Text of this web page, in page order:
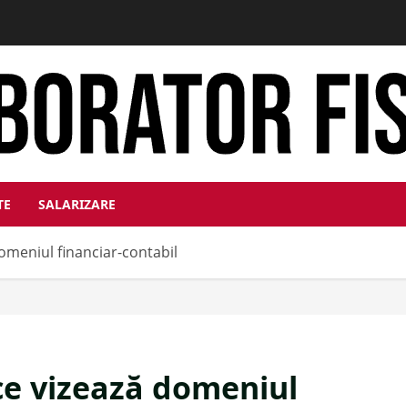
SALARIZARE
financiar-contabil
vizează domeniul